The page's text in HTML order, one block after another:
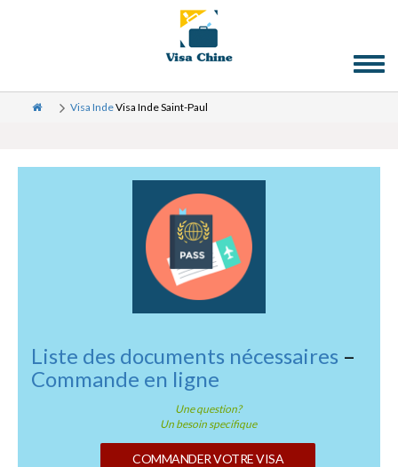
Visa IndeVisa Inde Saint-Paul
Liste des documents nécessaires –
Commande en ligne
Une question?
Un besoin specifique
COMMANDER VOTRE VISA